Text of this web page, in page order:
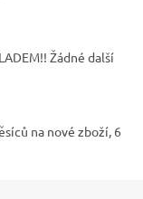
Žádné další
na nové zboží, 6